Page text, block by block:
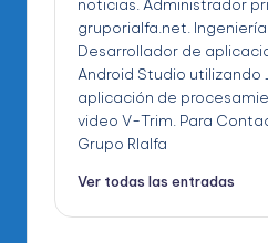
gruporialfa.net.
Desarrollador de
Android Studio utilizando
aplicación de
video V-Trim. Para
Grupo RIalfa
Ver todas las entradas